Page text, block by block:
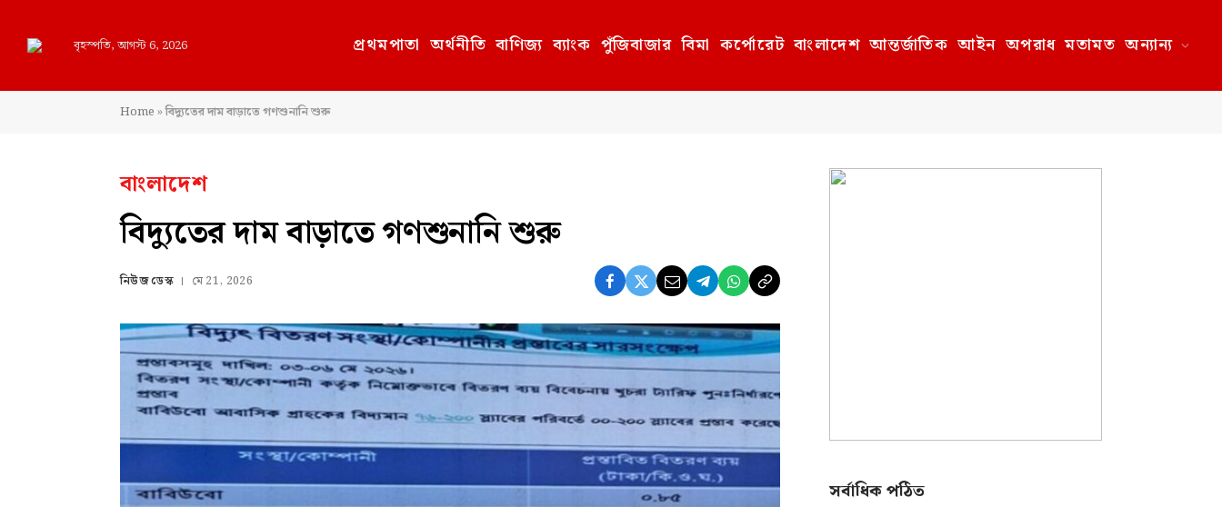
বৃহস্পতি, আগস্ট 6, 2026 প্রথমপাতা অর্থনীতি বাণিজ্য ব্যাংক পুঁজিবাজার বিমা কর্পোরেট বাংলাদেশ আন্তর্জাতিক আইন অপরাধ মতামত অন্যান্য
Home»বিদ্যুতের দাম বাড়াতে গণশুনানি শুরু
বাংলাদেশ
বিদ্যুতের দাম বাড়াতে গণশুনানি শুরু
নিউজ ডেস্ক মে 21, 2026
সর্বাধিক পঠিত